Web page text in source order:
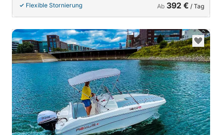
Flexible Stornierung Ab 392 € / Tag